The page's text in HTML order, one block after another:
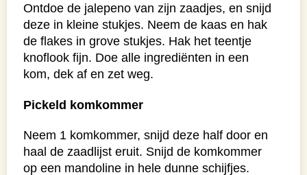
Ontdoe de jalepeno van zijn zaadjes, en snijd
deze in kleine stukjes. Neem de kaas en hak
de flakes in grove stukjes. Hak het teentje
knoflook fijn. Doe alle ingrediënten in een
kom, dek af en zet weg.
Pickeld komkommer
Neem 1 komkommer, snijd deze half door en
haal de zaadlijst eruit. Snijd de komkommer
op een mandoline in hele dunne schijfjes.